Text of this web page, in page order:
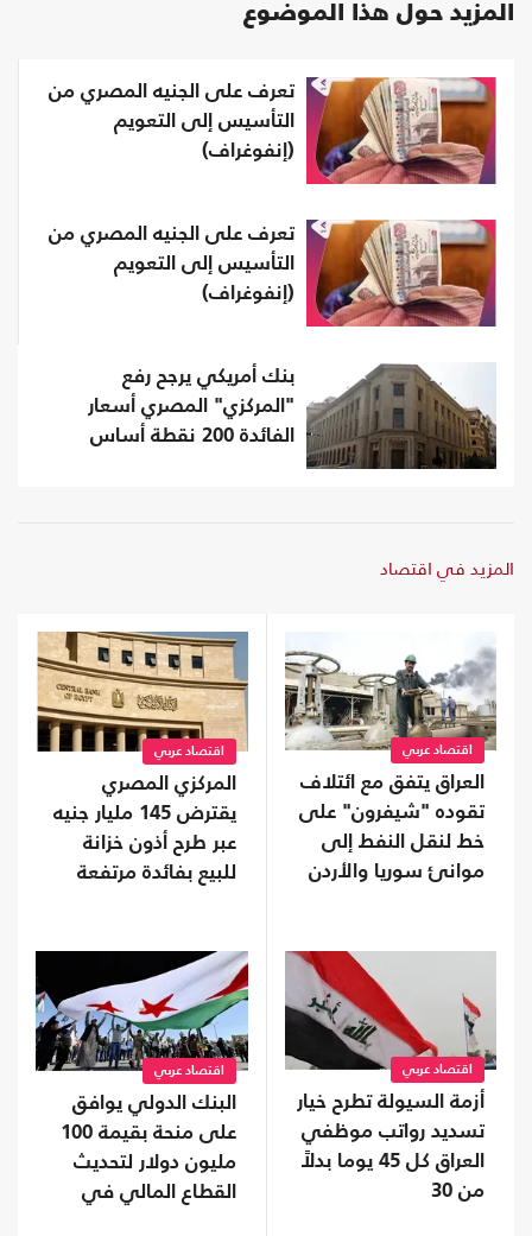
المزيد حول هذا الموضوع
تعرف على الجنيه المصري من
التأسيس إلى التعويم
(إنفوغراف)
تعرف على الجنيه المصري من
التأسيس إلى التعويم
(إنفوغراف)
بنك أمريكي يرجح رفع
"المركزي" المصري أسعار
الفائدة 200 نقطة أساس
المزيد في اقتصاد
اقتصاد عربي
العراق يتفق مع ائتلاف
تقوده "شيفرون" على
خط لنقل النفط إلى
موانئ سوريا والأردن
اقتصاد عربي
المركزي المصري
يقترض 145 مليار جنيه
عبر طرح أذون خزانة
للبيع بفائدة مرتفعة
اقتصاد عربي
أزمة السيولة تطرح خيار
تسديد رواتب موظفي
العراق كل 45 يوما بدلاً
من 30
اقتصاد عربي
البنك الدولي يوافق
على منحة بقيمة 100
مليون دولار لتحديث
القطاع المالي في